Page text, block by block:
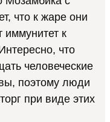
что к жаре они
к
что
человеческие
поэтому люди
при виде этих